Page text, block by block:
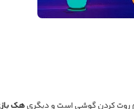
روت کردن گوشی است و دیگریهک